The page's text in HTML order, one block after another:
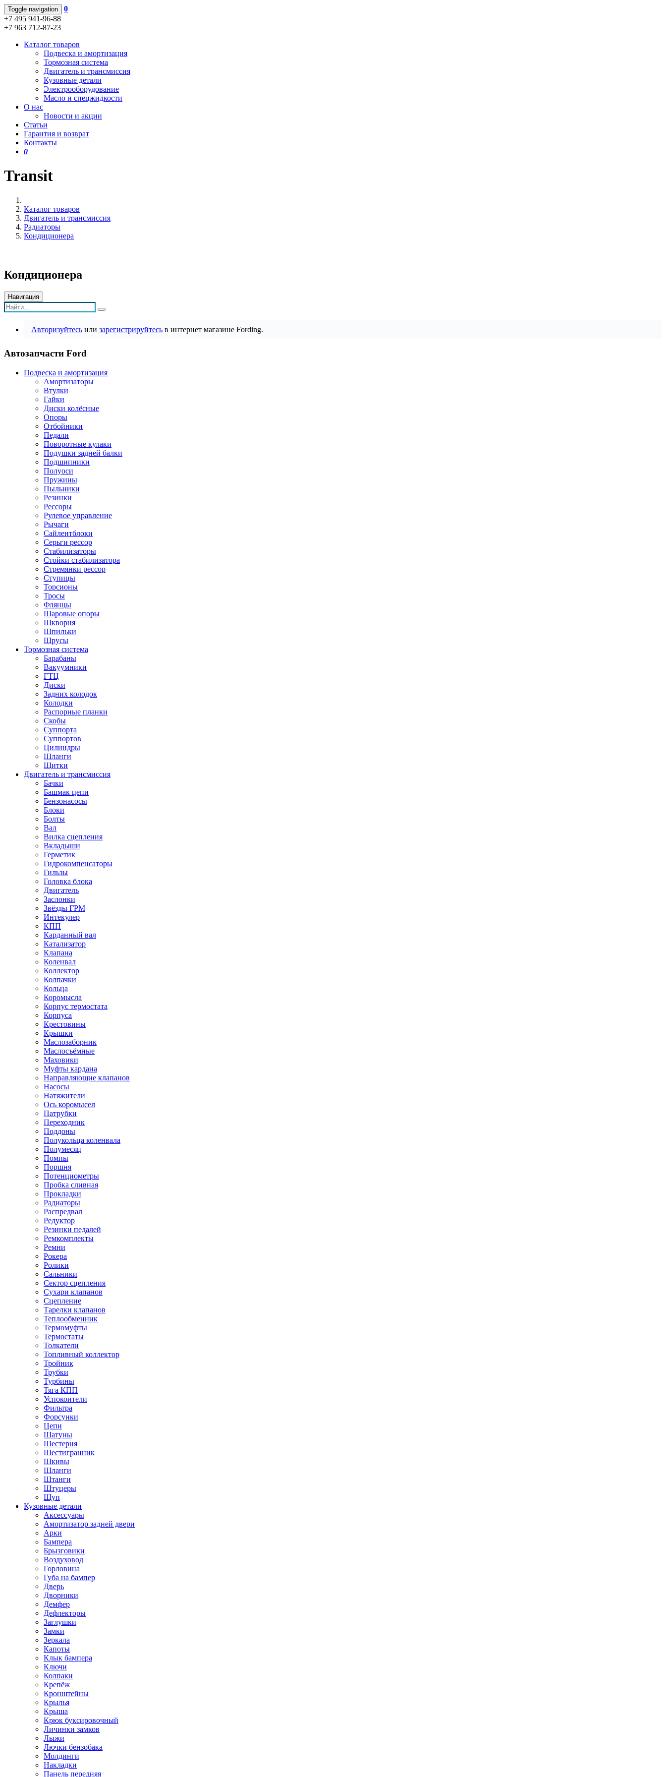
Toggle navigation
0
+7 495 941-96-88
+7 963 712-87-23
Каталог товаров
Подвеска и амортизация
Тормозная система
Двигатель и трансмиссия
Кузовные детали
Электрооборудование
Масло и спецжидкости
О нас
Новости и акции
Статьи
Гарантия и возврат
Контакты
0
Transit
Каталог товаров
Двигатель и трансмиссия
Радиаторы
Кондиционера
Кондиционера
Навигация
Авторизуйтесь или зарегистрируйтесь в интернет магазине Fording.
Автозапчасти Ford
Подвеска и амортизация
Амортизаторы
Втулки
Гайки
Диски колёсные
Опоры
Отбойники
Педали
Поворотные кулаки
Подушки задней балки
Подшипники
Полуоси
Пружины
Пыльники
Резинки
Рессоры
Рулевое управление
Рычаги
Сайлентблоки
Серьги рессор
Стабилизаторы
Стойки стабилизатора
Стремянки рессор
Ступицы
Торсионы
Тросы
Флянцы
Шаровые опоры
Шкворня
Шпильки
Шрусы
Тормозная система
Барабаны
Вакуумники
ГТЦ
Диски
Задних колодок
Колодки
Распорные планки
Скобы
Суппорта
Суппортов
Цилиндры
Шланги
Щитки
Двигатель и трансмиссия
Бачки
Башмак цепи
Бензонасосы
Блоки
Болты
Вал
Вилка сцепления
Вкладыши
Герметик
Гидрокомпенсаторы
Гильзы
Головка блока
Двигатель
Заслонки
Звёзды ГРМ
Интекулер
КПП
Карданный вал
Катализатор
Клапана
Коленвал
Коллектор
Колпачки
Кольца
Коромысла
Корпус термостата
Корпуса
Крестовины
Крышки
Маслозаборник
Маслосъёмные
Маховики
Муфты кардана
Направляющие клапанов
Насосы
Натяжители
Ось коромысел
Патрубки
Переходник
Поддоны
Полукольца коленвала
Полумесяц
Помпы
Поршня
Потенциометры
Пробка сливная
Прокладки
Радиаторы
Распредвал
Редуктор
Резинки педалей
Ремкомплекты
Ремни
Рокера
Ролики
Сальники
Сектор сцепления
Сухари клапанов
Сцепление
Тарелки клапанов
Теплообменник
Термомуфты
Термостаты
Толкатели
Топливный коллектор
Тройник
Трубки
Турбины
Тяга КПП
Успокоители
Фильтра
Форсунки
Цепи
Шатуны
Шестерня
Шестигранник
Шкивы
Шланги
Штанги
Штуцеры
Щуп
Кузовные детали
Аксессуары
Амортизатор задней двери
Арки
Бампера
Брызговики
Воздуховод
Горловина
Губа на бампер
Дверь
Дворники
Демфер
Дефлекторы
Заглушки
Замки
Зеркала
Капоты
Клык бампера
Ключи
Колпаки
Крепёж
Кронштейны
Крылья
Крыша
Крюк буксировочный
Личинки замков
Лыжи
Лючки бензобака
Молдинги
Накладки
Панель передняя